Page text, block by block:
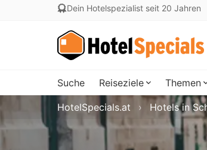
Dein Hotelspezialist seit 20 Jahren
Suche Reiseziele Themen
HotelSpecials.at Hotels in